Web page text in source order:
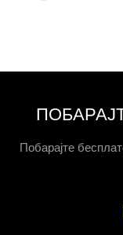
Побарајте